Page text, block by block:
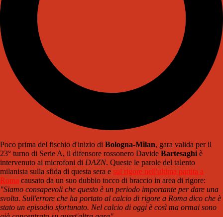
Poco prima del fischio d'inizio di Bologna-Milan, gara valida per il
23° turno di Serie A, il difensore rossonero Davide Bartesaghiè
intervenuto ai microfoni di DAZN. Queste le parole del talento
milanista sulla sfida di questa sera e sul rigore nell'ultima partita a
Roma causato da un suo dubbio tocco di braccio in area di rigore:
"Siamo consapevoli che questo è un periodo importante per dare una
svolta. Sull'errore che ha portato al calcio di rigore a Roma dico che è
stato un episodio sfortunato. Nel calcio di oggi è così ma ormai sono